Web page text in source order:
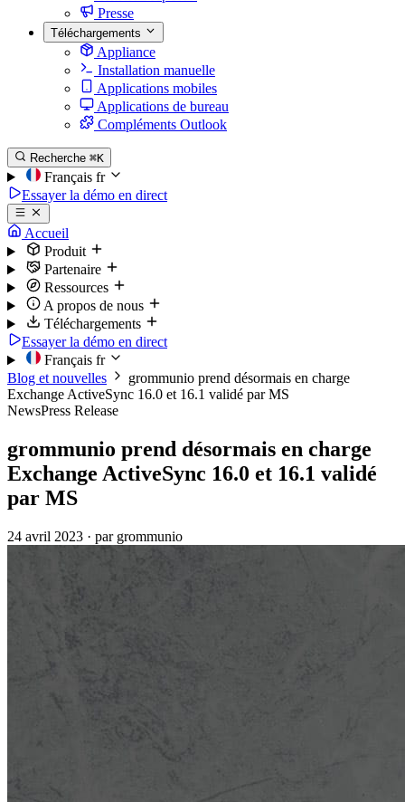
Presse
Téléchargements
Appliance
Installation manuelle
Applications mobiles
Applications de bureau
Compléments Outlook
Recherche ⌘K
Français fr
Essayer la démo en direct
Accueil
Produit
Partenaire
Ressources
A propos de nous
Téléchargements
Essayer la démo en direct
Français fr
Blog et nouvelles
grommunio prend désormais en charge
Exchange ActiveSync 16.0 et 16.1 validé par MS
NewsPress Release
grommunio prend désormais en charge
Exchange ActiveSync 16.0 et 16.1 validé
par MS
24 avril 2023 · par grommunio